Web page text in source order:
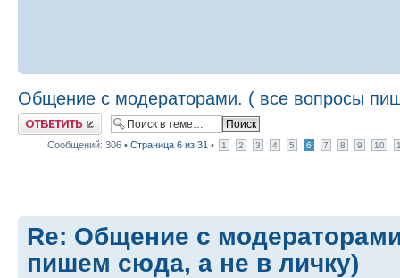
Общение с модераторами. ( все вопросы
Ответить
Сообщений: 306 • Страница 6 из 31 • 1 2 3 4 5 6 7 8 9 10
Re: Общение с
пишем сюда, а не в личку)